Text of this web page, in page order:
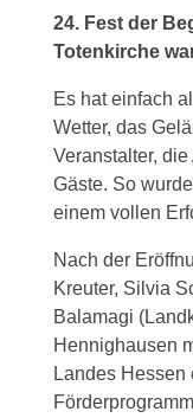
24. Fest der
Totenkirche
Es hat einfach
Wetter, das
Veranstalter,
Gäste. So
einem vollen
Nach der
Kreuter, Silvia
Balamagi
Hennighausen
Landes Hessen